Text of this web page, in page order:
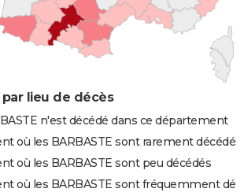
par lieu de décès
n'est décédé dans ce département
où les BARBASTE sont rarement décédés
où les BARBASTE sont peu décédés
où les BARBASTE sont fréquemment